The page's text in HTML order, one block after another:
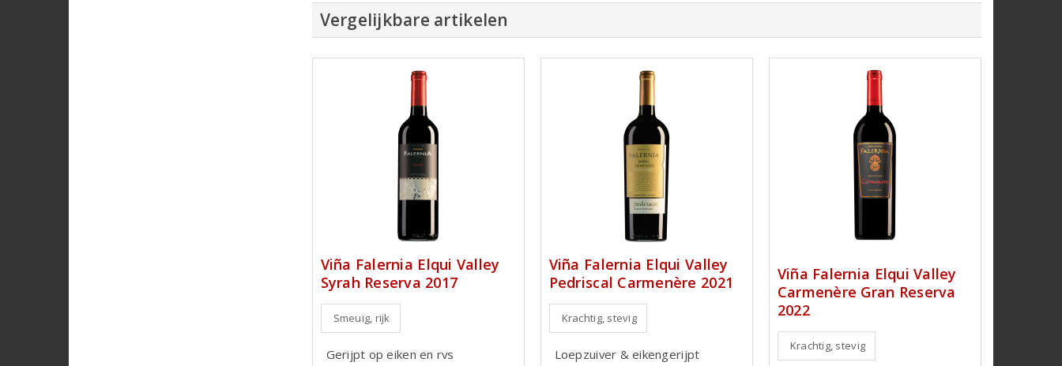
Vergelijkbare artikelen
Viña Falernia Elqui Valley
Syrah Reserva 2017
Smeuïg, rijk
Gerijpt op eiken en rvs
Viña Falernia Elqui Valley
Pedriscal Carmenère 2021
Krachtig, stevig
Loepzuiver & eikengerijpt
Viña Falernia Elqui Valley
Carmenère Gran Reserva
2022
Krachtig, stevig